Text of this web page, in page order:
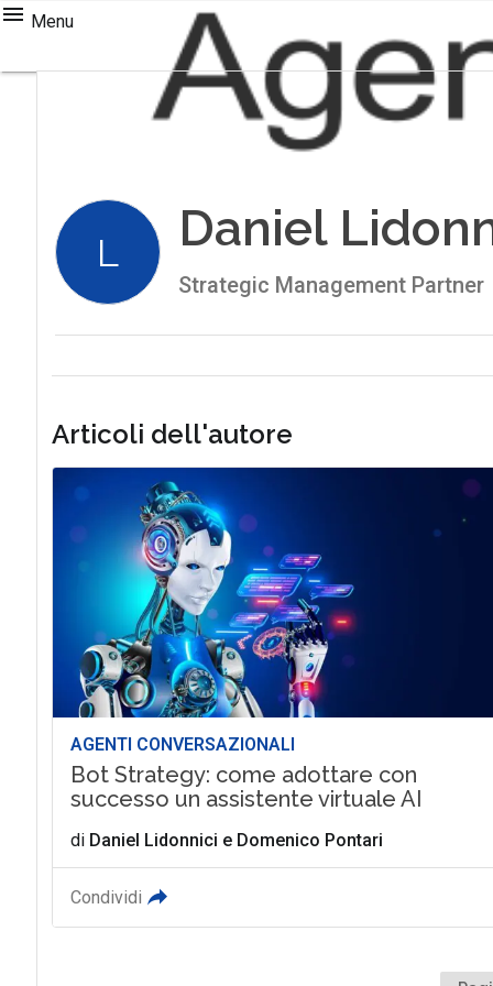
Menu
L Daniel
Strategic Management Partner
Articoli dell'autore
AGENTI CONVERSAZIONALI
Bot Strategy: come adottare con
successo un assistente virtuale AI
di Daniel Lidonnici e Domenico Pontari
Condividi